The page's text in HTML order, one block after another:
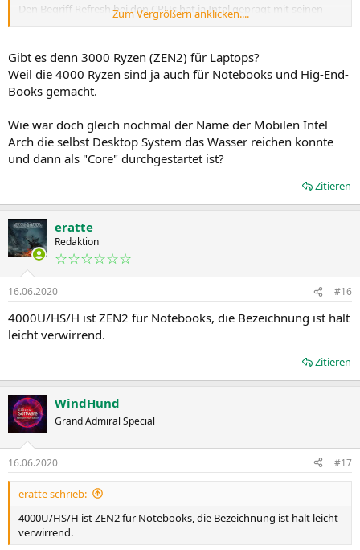
Den Begriff Refresh bei den CPUs hat ja Intel geprägt mit seinen
Haswell Refresh und Coffee Lake Refresh Modellen und zumindest
Bezeichnung Refresh natürlich angebracht. Beim Matisse "Refresh"
sehe ich das nicht kommen, dass diese drei Modelle extra ein neues
Stepping oder eine neue Maske erhalten werden.
aufgekommen, weil AMD die alten Namen recycled hat. Beim 3100
und 3300X kam keiner auf die Idee sie als Refresh zu betiteln,
obwohl sie auch eben erst auf den Markt kamen, weil es hier bisher
keine gleichlautenden Modellbezeichnungen gab. Wenn AMD den
3800 XT stattdessen 3850X genannt hätte, wäre die Bezeichnung
mit dem 3900X in die Zwickmühle geraten, denn einen 3950X gibt's
ja schon.
Zum Vergrößern anklicken....
Gibt es denn 3000 Ryzen (ZEN2) für Laptops?
Weil die 4000 Ryzen sind ja auch für Notebooks und Hig-End-
Books gemacht.
Wie war doch gleich nochmal der Name der Mobilen Intel
Arch die selbst Desktop System das Wasser reichen konnte
und dann als "Core" durchgestartet ist?
Zitieren
eratte
Redaktion
☆☆☆☆☆☆
16.06.2020 #16
4000U/HS/H ist ZEN2 für Notebooks, die Bezeichnung ist halt
leicht verwirrend.
Zitieren
WindHund
Grand Admiral Special
16.06.2020 #17
eratte schrieb:
4000U/HS/H ist ZEN2 für Notebooks, die Bezeichnung ist halt leicht
verwirrend.